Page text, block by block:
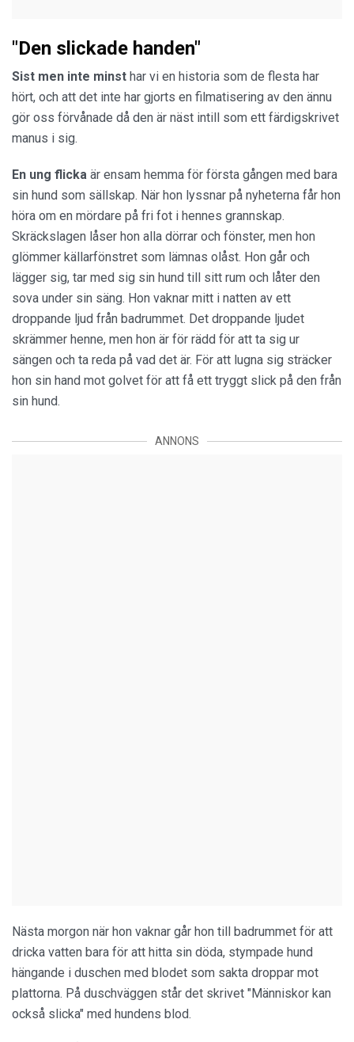
"Den slickade handen"
Sist men inte minst har vi en historia som de flesta har
hört, och att det inte har gjorts en filmatisering av den ännu
gör oss förvånade då den är näst intill som ett färdigskrivet
manus i sig.
En ung flicka är ensam hemma för första gången med bara
sin hund som sällskap. När hon lyssnar på nyheterna får hon
höra om en mördare på fri fot i hennes grannskap.
Skräckslagen låser hon alla dörrar och fönster, men hon
glömmer källarfönstret som lämnas olåst. Hon går och
lägger sig, tar med sig sin hund till sitt rum och låter den
sova under sin säng. Hon vaknar mitt i natten av ett
droppande ljud från badrummet. Det droppande ljudet
skrämmer henne, men hon är för rädd för att ta sig ur
sängen och ta reda på vad det är. För att lugna sig sträcker
hon sin hand mot golvet för att få ett tryggt slick på den från
sin hund.
ANNONS
Nästa morgon när hon vaknar går hon till badrummet för att
dricka vatten bara för att hitta sin döda, stympade hund
hängande i duschen med blodet som sakta droppar mot
plattorna. På duschväggen står det skrivet "Människor kan
också slicka" med hundens blod.